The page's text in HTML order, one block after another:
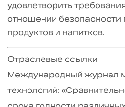
удовлетворить
отношении
продуктов и напитков.
Отраслевые ссылки
Международный журнал
технологий: